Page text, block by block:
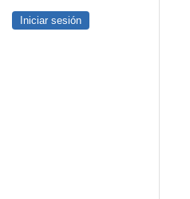
Iniciar sesión